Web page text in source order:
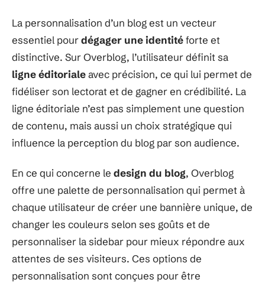
La personnalisation d’un blog est un vecteur
essentiel pourdégager une identitéforte et
distinctive. Sur Overblog, l’utilisateur définit sa
ligne éditorialeavec précision, ce qui lui permet de
fidéliser son lectorat et de gagner en crédibilité. La
ligne éditoriale n’est pas simplement une question
de contenu, mais aussi un choix stratégique qui
influence la perception du blog par son audience.
En ce qui concerne le design du blog, Overblog
offre une palette de personnalisation qui permet à
chaque utilisateur de créer une bannière unique, de
changer les couleurs selon ses goûts et de
personnaliser la sidebar pour mieux répondre aux
attentes de ses visiteurs. Ces options de
personnalisation sont conçues pour être